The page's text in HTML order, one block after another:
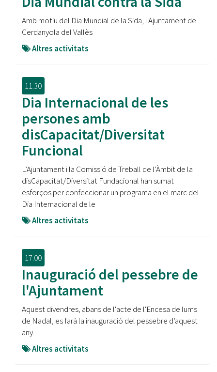
Amb motiu del Dia Mundial de la Sida, l'Ajuntament de
Cerdanyola del Vallès
Altres activitats
11:30
Dia Internacional de les
persones amb
disCapacitat/Diversitat
Funcional
L’Ajuntament i la Comissió de Treball de l’Àmbit de la
disCapacitat/Diversitat Fundacional han sumat
esforços per confeccionar un programa en el marc del
Dia Internacional de le
Altres activitats
17:00
Inauguració del pessebre de
l'Ajuntament
Aquest divendres, abans de l'acte de l'Encesa de lums
de Nadal, es farà la inauguració del pessebre d’aquest
any.
Altres activitats